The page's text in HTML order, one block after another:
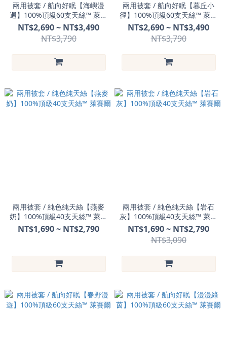
兩用被套 / 航向好眠【海嶼漫
迴】100%頂級60支天絲™ 萊賽
爾
NT$2,690 ~ NT$3,490
NT$3,790
兩用被套 / 航向好眠【暮丘小
徑】100%頂級60支天絲™ 萊賽
爾
NT$2,690 ~ NT$3,490
NT$3,790
兩用被套 / 純色純天絲【燕麥
奶】100%頂級40支天絲™ 萊賽
爾
NT$1,690 ~ NT$2,790
兩用被套 / 純色純天絲【岩石
灰】100%頂級40支天絲™ 萊賽
爾
NT$1,690 ~ NT$2,790
NT$3,090